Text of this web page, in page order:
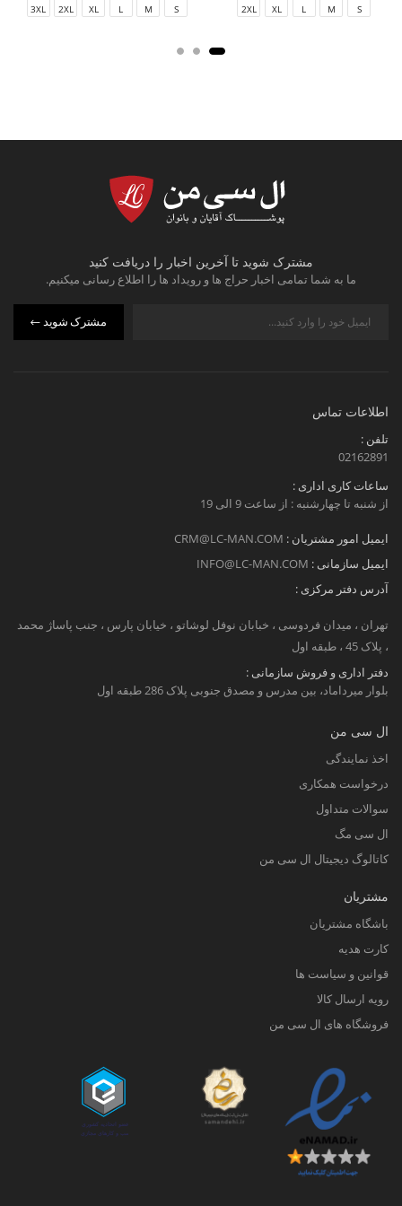
S
M
L
XL
2XL
S
M
L
XL
2XL
3XL
مشترک شوید تا آخرین اخبار را دریافت کنید
ما به شما تمامی اخبار حراج ها و رویداد ها را اطلاع رسانی میکنیم.
مشترک شوید
اطلاعات تماس
تلفن :
02162891
ساعات کاری اداری :
از شنبه تا چهارشنبه : از ساعت 9 الی 19
ایمیل امور مشتریان : CRM@LC-MAN.COM
ایمیل سازمانی : INFO@LC-MAN.COM
آدرس دفتر مرکزی :
تهران ، میدان فردوسی ، خبابان نوفل لوشاتو ، خیابان پارس ، جنب پاساژ محمد
، پلاک 45 ، طبقه اول
دفتر اداری و فروش سازمانی :
بلوار میرداماد، بین مدرس و مصدق جنوبی پلاک 286 طبقه اول
ال سی من
اخذ نمایندگی
درخواست همکاری
سوالات متداول
ال سی مگ
کاتالوگ دیجیتال ال سی من
مشتریان
باشگاه مشتریان
کارت هدیه
قوانین و سیاست ها
رویه ارسال کالا
فروشگاه های ال سی من